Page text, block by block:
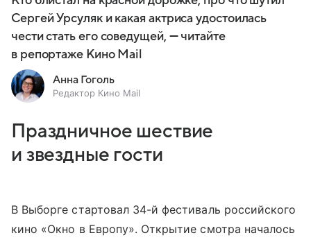
Сергей Урсуляк и какая актриса удостоилась
чести стать его соведущей, — читайте
в репортаже Кино Mail
Анна Гоголь
Редактор Кино Mail
Праздничное шествие
и звездные гости
В Выборге стартовал 34-й фестиваль российского
кино «Окно в Европу». Открытие смотра началось